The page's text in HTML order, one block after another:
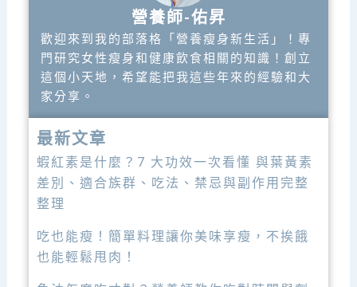
營養師-佑昇
歡迎來到我的部落格「營養瘦身新生活」！專
門研究女性瘦身和健康飲食相關的知識！創立
這個小天地，希望能把我這些年來的經驗和大
家分享。
最新文章
蝦紅素是什麼？7 大功效一次看懂 與葉黃素
差別、適合族群、吃法、禁忌與副作用完整
整理
吃也能瘦！簡單料理讓你美味享瘦，不挨餓
也能輕鬆甩肉！